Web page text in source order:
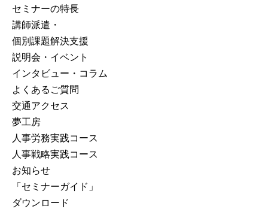
セミナーの特⻑
講師派遣・
個別課題解決支援
説明会・イベント
インタビュー・コラム
よくあるご質問
交通アクセス
夢工房
人事労務実践コース
人事戦略実践コース
お知らせ
「セミナーガイド」
ダウンロード